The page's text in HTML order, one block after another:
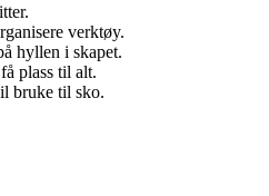
verktøy.
hyllen i skapet.
plass til alt.
bruke til sko.